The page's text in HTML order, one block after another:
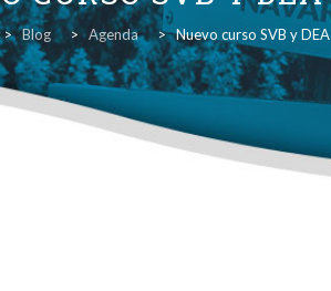
> Blog > Agenda > Nuevo curso SVB y DEA